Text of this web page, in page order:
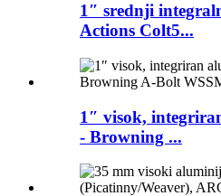
1″ srednji
Actions Colt5...
1″ visok,
- Browning ...